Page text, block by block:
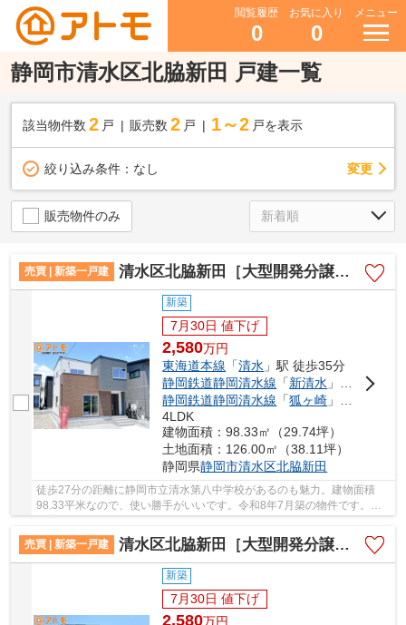
閲覧履歴
0
お気に入り
0
メニュー
静岡市清水区北脇新田 戸建一覧
該当物件数 2 戸 販売数 2 戸 1～2 戸を表示
絞り込み条件： なし 変更
販売物件のみ
売買 | 新築一戸建 清水区北脇新田［大型開発分譲地］ 新築戸建 10号棟
新築
7月30日 値下げ
2,580万円
東海道本線 「清水 」駅 徒歩35分
静岡鉄道静岡清水線 「新清水 」駅 徒歩38分
静岡鉄道静岡清水線 「狐ヶ崎 」駅 徒歩28分
4LDK
建物面積：98.33㎡（29.74坪）
土地面積：126.00㎡（38.11坪）
静岡県静岡市清水区北脇新田
徒歩27分の距離に静岡市立清水第八中学校があるのも魅力。建物面積
98.33平米なので、使い勝手がいいです。令和8年7月築の物件です。静
売買 | 新築一戸建
清水区北脇新田［大型開発分譲地］ 新築戸建 22号棟
新築
7月30日 値下げ
2,580万円